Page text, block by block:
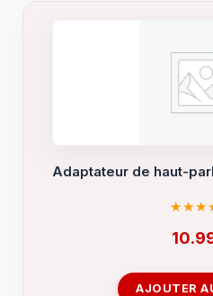
Adaptateur de haut-
AJOUTER